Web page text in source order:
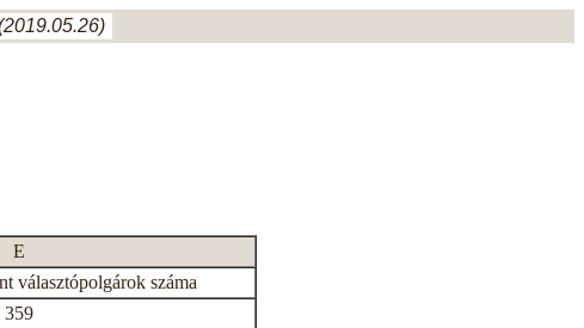
E
választópolgárok száma
359